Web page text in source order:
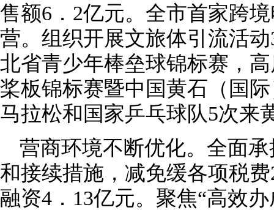
售额6．2亿元。全市首家跨
营。组织开展文旅体引流活
北省青少年棒垒球锦标赛，
桨板锦标赛暨中国黄石（国
马拉松和国家乒乓球队5次来
营商环境不断优化。全面
和接续措施，减免缓各项税
融资4．13亿元。聚焦“高效